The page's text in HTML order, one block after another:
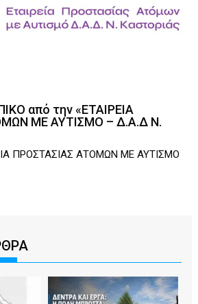
από την «ΕΤΑΙΡΕΙΑ
ΜΕ ΑΥΤΙΣΜΟ – Δ.Α.Δ Ν.
ΠΡΟΣΤΑΣΙΑΣ ΑΤΟΜΩΝ ΜΕ ΑΥΤΙΣΜΟ